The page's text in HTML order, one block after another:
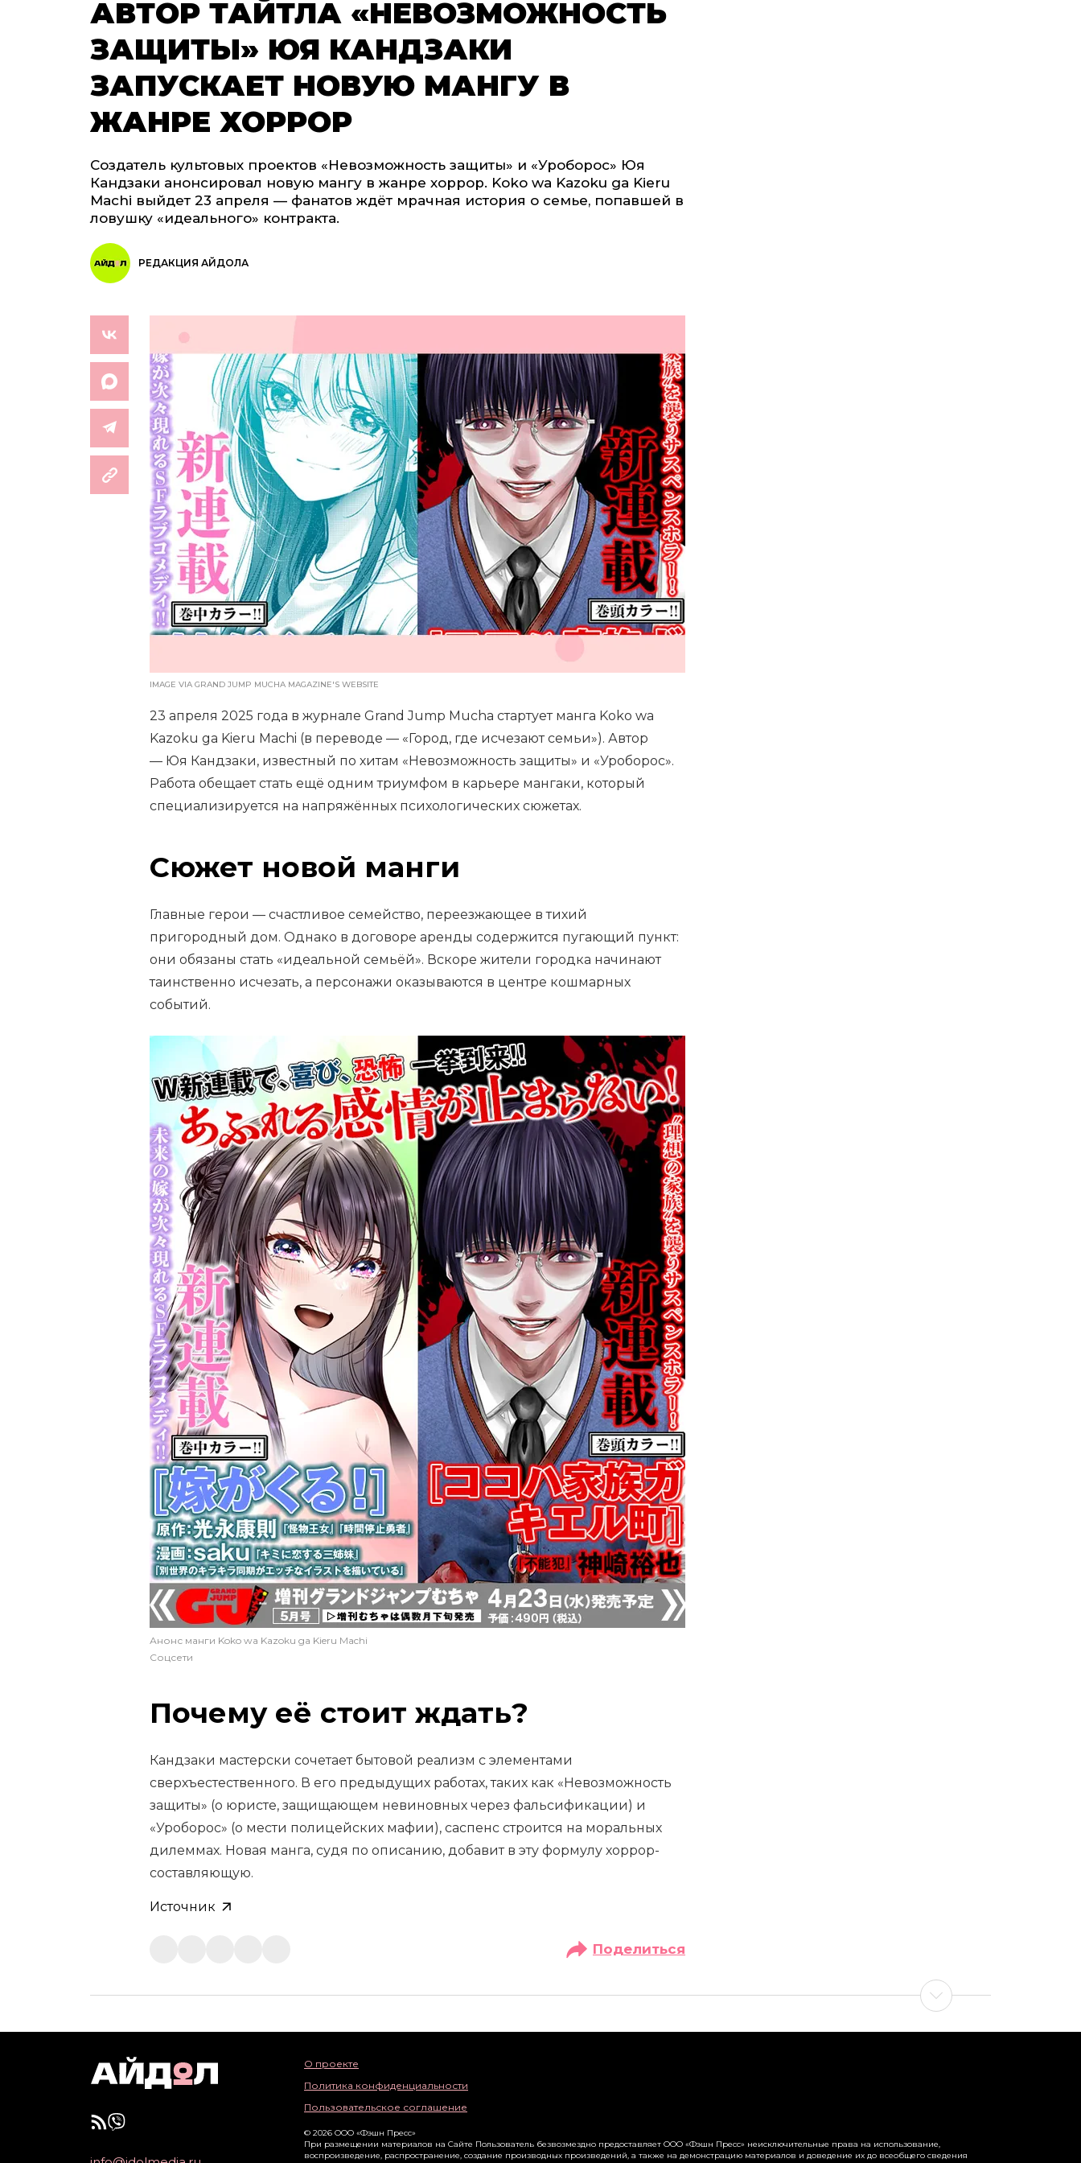
АВТОР ТАЙТЛА «НЕВОЗМОЖНОСТЬ
ЗАЩИТЫ» ЮЯ КАНДЗАКИ
ЗАПУСКАЕТ НОВУЮ МАНГУ В
ЖАНРЕ ХОРРОР
Создатель культовых проектов «Невозможность защиты» и «Уроборос» Юя
Кандзаки анонсировал новую мангу в жанре хоррор. Koko wa Kazoku ga Kieru
Machi выйдет 23 апреля — фанатов ждёт мрачная история о семье, попавшей в
ловушку «идеального» контракта.
РЕДАКЦИЯ АЙДОЛА
IMAGE VIA GRAND JUMP MUCHA MAGAZINE'S WEBSITE
23 апреля 2025 года в журнале Grand Jump Mucha стартует манга Koko wa
Kazoku ga Kieru Machi (в переводе — «Город, где исчезают семьи»). Автор
— Юя Кандзаки, известный по хитам «Невозможность защиты» и «Уроборос».
Работа обещает стать ещё одним триумфом в карьере мангаки, который
специализируется на напряжённых психологических сюжетах.
Сюжет новой манги
Главные герои — счастливое семейство, переезжающее в тихий
пригородный дом. Однако в договоре аренды содержится пугающий пункт:
они обязаны стать «идеальной семьёй». Вскоре жители городка начинают
таинственно исчезать, а персонажи оказываются в центре кошмарных
событий.
Анонс манги Koko wa Kazoku ga Kieru Machi
Соцсети
Почему её стоит ждать?
Кандзаки мастерски сочетает бытовой реализм с элементами
сверхъестественного. В его предыдущих работах, таких как «Невозможность
защиты» (о юристе, защищающем невиновных через фальсификации) и
«Уроборос» (о мести полицейских мафии), саспенс строится на моральных
дилеммах. Новая манга, судя по описанию, добавит в эту формулу хоррор-
составляющую.
Источник
Поделиться
О проекте
Политика конфиденциальности
Пользовательское соглашение
© 2026 ООО «Фэшн Пресс»
При размещении материалов на Сайте Пользователь безвозмездно предоставляет ООО «Фэшн Пресс» неисключительные права на использование,
воспроизведение, распространение, создание производных произведений, а также на демонстрацию материалов и доведение их до всеобщего сведения